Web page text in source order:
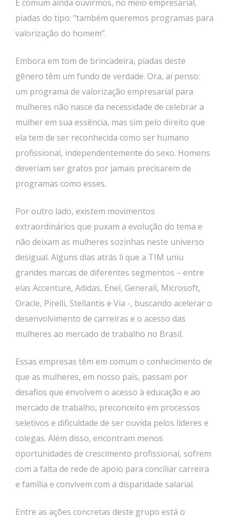
É comum ainda ouvirmos, no meio empresarial,
piadas do tipo: “também queremos programas para
valorização do homem”.
Embora em tom de brincadeira, piadas deste
gênero têm um fundo de verdade. Ora, aí penso:
um programa de valorização empresarial para
mulheres não nasce da necessidade de celebrar a
mulher em sua essência, mas sim pelo direito que
ela tem de ser reconhecida como ser humano
profissional, independentemente do sexo. Homens
deveriam ser gratos por jamais precisarem de
programas como esses.
Por outro lado, existem movimentos
extraordinários que puxam a evolução do tema e
não deixam as mulheres sozinhas neste universo
desigual. Alguns dias atrás li que a TIM uniu
grandes marcas de diferentes segmentos – entre
elas Accenture, Adidas, Enel, Generali, Microsoft,
Oracle, Pirelli, Stellantis e Via -, buscando acelerar o
desenvolvimento de carreiras e o acesso das
mulheres ao mercado de trabalho no Brasil.
Essas empresas têm em comum o conhecimento de
que as mulheres, em nosso país, passam por
desafios que envolvem o acesso à educação e ao
mercado de trabalho, preconceito em processos
seletivos e dificuldade de ser ouvida pelos líderes e
colegas. Além disso, encontram menos
oportunidades de crescimento profissional, sofrem
com a falta de rede de apoio para conciliar carreira
e família e convivem com a disparidade salarial.
Entre as ações concretas deste grupo está o